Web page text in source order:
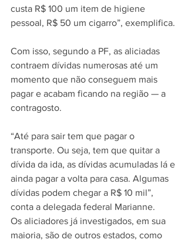
custa R$ 100 um item de higiene
pessoal, R$ 50 um cigarro”, exemplifica.
Com isso, segundo a PF, as aliciadas
contraem dívidas numerosas até um
momento que não conseguem mais
pagar e acabam ficando na região — a
contragosto.
“Até para sair tem que pagar o
transporte. Ou seja, tem que quitar a
dívida da ida, as dívidas acumuladas lá e
ainda pagar a volta para casa. Algumas
dívidas podem chegar a R$ 10 mil”,
conta a delegada federal Marianne.
Os aliciadores já investigados, em sua
maioria, são de outros estados, como